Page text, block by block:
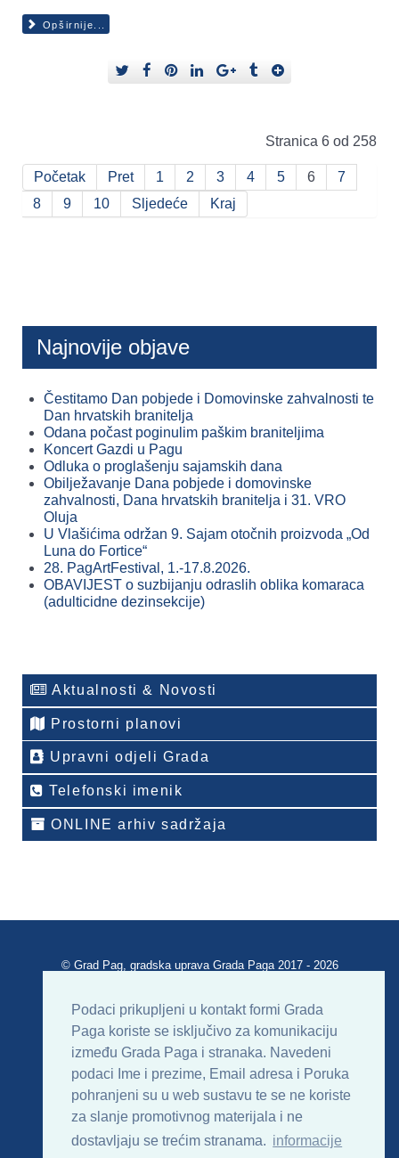
Podaci prikupljeni u kontakt formi Grada
Paga koriste se isključivo za komunikaciju
između Grada Paga i stranaka. Navedeni
podaci Ime i prezime, Email adresa i Poruka
pohranjeni su u web sustavu te se ne koriste
za slanje promotivnog materijala i ne
dostavljaju se trećim stranama. informacije
Opširnije...
Stranica 6 od 258
Početak Pret 1 2 3 4 5 6
7
8
9 10 Sljedeće Kraj
Najnovije objave
Čestitamo Dan pobjede i Domovinske zahvalnosti te
Dan hrvatskih branitelja
Odana počast poginulim paškim braniteljima
Koncert Gazdi u Pagu
Odluka o proglašenju sajamskih dana
Obilježavanje Dana pobjede i domovinske
zahvalnosti, Dana hrvatskih branitelja i 31. VRO
Oluja
U Vlašićima održan 9. Sajam otočnih proizvoda „Od
Luna do Fortice“
28. PagArtFestival, 1.-17.8.2026.
OBAVIJEST o suzbijanju odraslih oblika komaraca
(adulticidne dezinsekcije)
Aktualnosti & Novosti
Prostorni planovi
Upravni odjeli Grada
Telefonski imenik
ONLINE arhiv sadržaja
© Grad Pag, gradska uprava Grada Paga 2017 - 2026
Uvjeti korištenja Impressum
Kontakt
Sitemap
RSS